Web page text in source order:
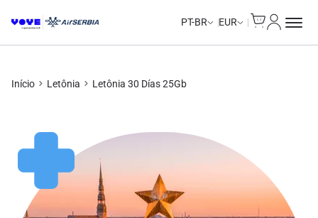
PT-BR EUR
Início Letônia Letônia 30 Días 25Gb